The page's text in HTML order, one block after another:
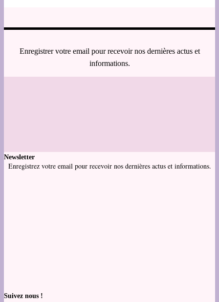
Enregistrer votre email pour recevoir nos dernières actus et
informations.
Newsletter
Enregistrez votre email pour recevoir nos dernières actus et informations.
Suivez nous !